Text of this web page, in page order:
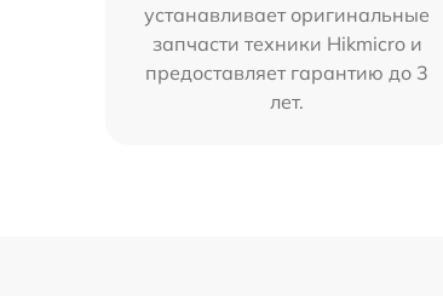
устанавливает оригинальные
запчасти техники Hikmicro и
предоставляет гарантию до 3
лет.